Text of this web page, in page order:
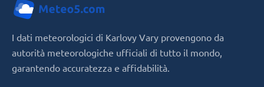
I dati meteorologici di Karlovy Vary provengono da
autorità meteorologiche ufficiali di tutto il mondo,
garantendo accuratezza e affidabilità.